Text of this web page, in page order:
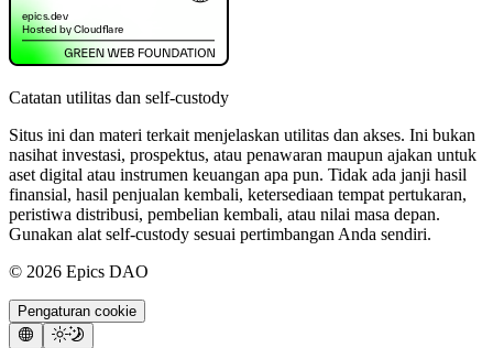
Catatan utilitas dan self-custody
Situs ini dan materi terkait menjelaskan utilitas dan akses. Ini bukan
nasihat investasi, prospektus, atau penawaran maupun ajakan untuk
aset digital atau instrumen keuangan apa pun. Tidak ada janji hasil
finansial, hasil penjualan kembali, ketersediaan tempat pertukaran,
peristiwa distribusi, pembelian kembali, atau nilai masa depan.
Gunakan alat self-custody sesuai pertimbangan Anda sendiri.
© 2026 Epics DAO
Pengaturan cookie